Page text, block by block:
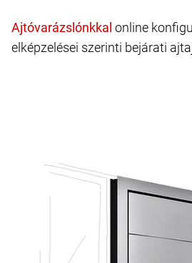
online
elképzelései szerinti bejárati